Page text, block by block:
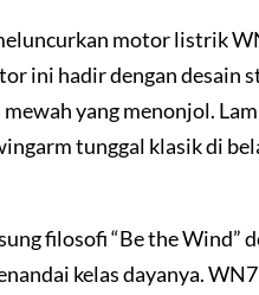
motor listrik
ini hadir dengan desain
yang menonjol.
tunggal klasik di
filosofi “Be the Wind”
kelas dayanya.